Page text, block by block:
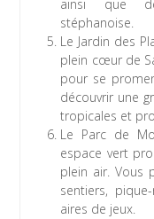
ainsi que
stéphanoise.
Le Jardin des
plein cœur de
pour se
découvrir une
tropicales et
Le Parc de
espace vert
plein air. Vous
sentiers,
aires de jeux.